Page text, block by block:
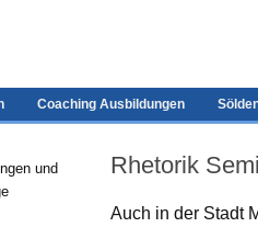
Coaching Ausbildungen
Rhetorik
Auch in der Stadt